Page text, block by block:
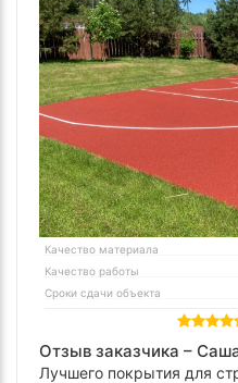
Качество материала
Качество работы
Сроки сдачи объекта
Отзыв заказчика –
Лучшего покрытия для